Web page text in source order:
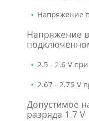
Напряжение
Напряжение
2.5 - 2.6 V
2.67 - 2.75 V
Допустимое
разряда 1.7 V